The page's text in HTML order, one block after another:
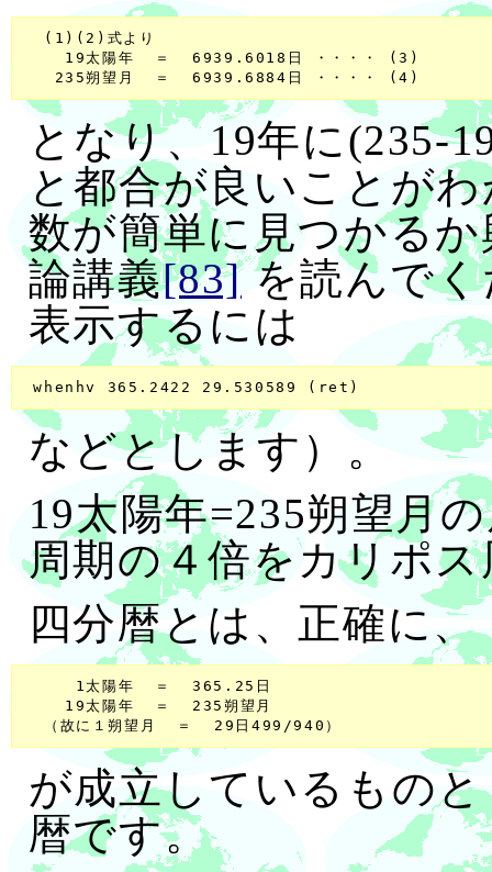
  (1)(2)式より
    19太陽年  ＝  6939.6018日 ・・・・ (3)
となり、19年に(235-
と都合が良いことが
数が簡単に見つかる
論講義[83]を読んでく
表示するには
などとします）。
19太陽年=235朔望月
周期の４倍をカリポ
四分暦とは、正確に、
     1太陽年  ＝  365.25日
    19太陽年  ＝  235朔望月
が成立しているもの
暦です。